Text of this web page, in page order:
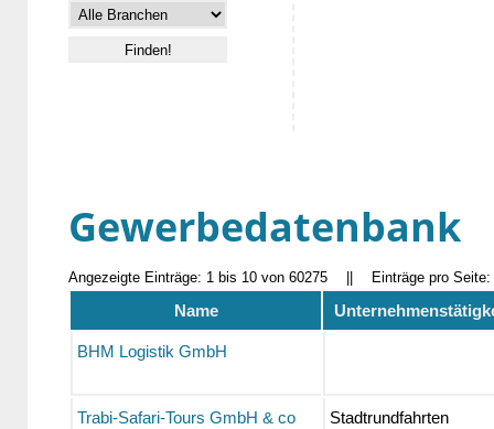
Gewerbedatenbank
Angezeigte Einträge: 1 bis 10 von 60275 Einträge pro Seite:
Name
BHM Logistik GmbH
Trabi-Safari-Tours GmbH & co
Stadtrundfahrten